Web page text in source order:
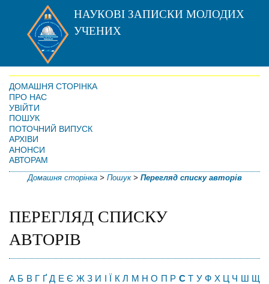
НАУКОВІ ЗАПИСКИ МОЛОДИХ
УЧЕНИХ
ДОМАШНЯ СТОРІНКА
ПРО НАС
УВІЙТИ
ПОШУК
ПОТОЧНИЙ ВИПУСК
АРХІВИ
АНОНСИ
АВТОРАМ
Домашня сторінка> Пошук> Перегляд списку авторів
ПЕРЕГЛЯД СПИСКУ
АВТОРІВ
А Б В Г Ґ Д Е Є Ж З И І Ї К Л М Н О П Р С Т У Ф Х Ц Ч Ш Щ